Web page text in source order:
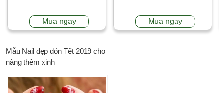
Mua ngay Mua ngay
Mẫu Nail đẹp đón Tết 2019 cho
nàng thêm xinh